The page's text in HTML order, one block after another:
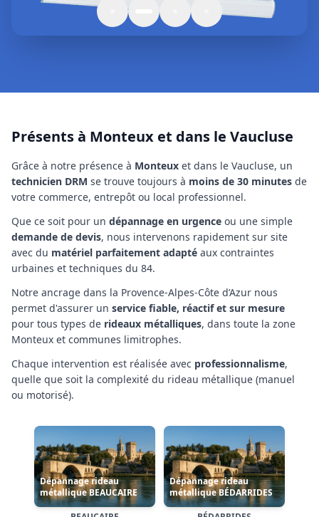
Présents à Monteux et dans le Vaucluse
Grâce à notre présence à Monteux et dans le Vaucluse, un
technicien DRM se trouve toujours à moins de 30 minutes de
votre commerce, entrepôt ou local professionnel.
Que ce soit pour un dépannage en urgence ou une simple
demande de devis, nous intervenons rapidement sur site
avec du matériel parfaitement adapté aux contraintes
urbaines et techniques du 84.
Notre ancrage dans la Provence-Alpes-Côte d’Azur nous
permet d'assurer un service fiable, réactif et sur mesure
pour tous types de rideaux métalliques, dans toute la zone
Monteux et communes limitrophes.
Chaque intervention est réalisée avec professionnalisme,
quelle que soit la complexité du rideau métallique (manuel
ou motorisé).
Dépannage rideau
métallique CAUMONT-
CAUMONT-SUR-DURANCE
Dépannage rideau
CHÂTEAUNEUF-DU-PAPE
métallique
CHÂTEAURENARD